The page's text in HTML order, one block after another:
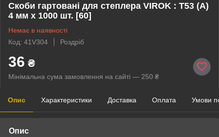
Скоби гартовані для степлера VIROK : Т53 (А)
4 мм х 1000 шт. [60]
Немає в наявності
Код: 41V304
Роздріб
36 ₴
Мінімальна сума замовлення на сайті — 250 ₴
Опис Характеристики Доставка Оплата Умови
Опис